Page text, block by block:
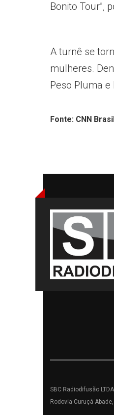
Bonito Tour”,
A turnê se
mulheres.
Peso Pluma e
Fonte: CNN
SBC Radiodifusão
Rodovia Curuçá